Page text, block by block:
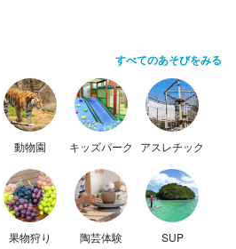
すべてのあそびをみる
動物園 キッズパーク アスレチック
果物狩り 陶芸体験 SUP